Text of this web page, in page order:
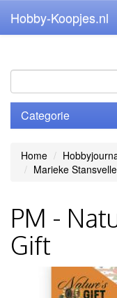
Hobby-Koopjes.nl
Categorie
Home
Marieke
PM -
Gift